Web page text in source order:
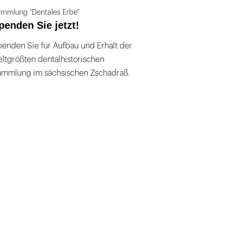
"Dentales Erbe"
Sie jetzt!
Sie für Aufbau und Erhalt der
dentalhistorischen
im sächsischen Zschadraß.